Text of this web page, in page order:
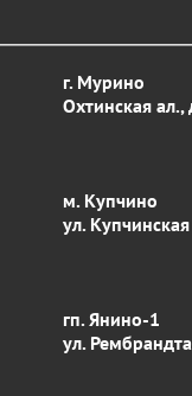
г. Мурино
Охтинская ал.,
м. Купчино
ул.
гп. Янино-1
ул.